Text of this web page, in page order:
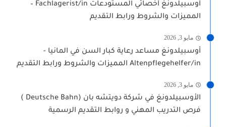
أوسبيلدونغ أخصائي المستودعات Fachlagerist/in –
المميزات والشروط ورابط التقديم
مايو 3, 2026
أوسبيلدونغ مساعد رعاية كبار السن في المانيا -
Altenpflegehelfer/in المميزات والشروط ورابط التقديم
مايو 3, 2026
الأوسبيلدونغ في شركة دويتشه بان (Deutsche Bahn )
فرص التدريب المهني و روابط التقديم الرسمية